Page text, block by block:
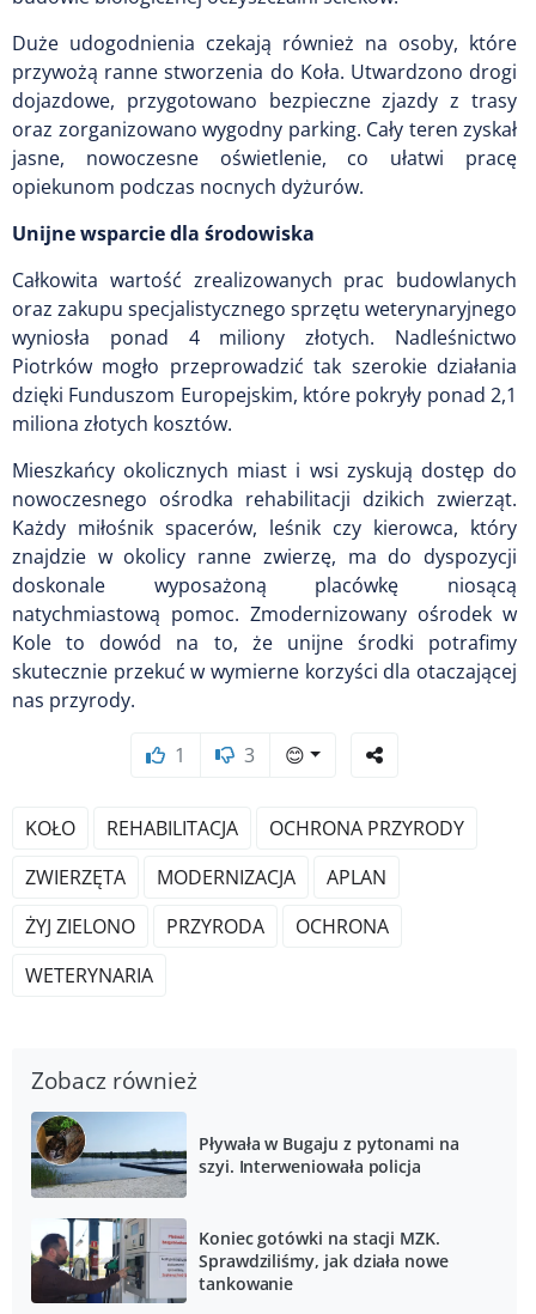
Duże udogodnienia czekają również na osoby, które
przywożą ranne stworzenia do Koła. Utwardzono drogi
dojazdowe, przygotowano bezpieczne zjazdy z trasy
oraz zorganizowano wygodny parking. Cały teren zyskał
jasne, nowoczesne oświetlenie, co ułatwi pracę
opiekunom podczas nocnych dyżurów.
Unijne wsparcie dla środowiska
Całkowita wartość zrealizowanych prac budowlanych
oraz zakupu specjalistycznego sprzętu weterynaryjnego
wyniosła ponad 4 miliony złotych. Nadleśnictwo
Piotrków mogło przeprowadzić tak szerokie działania
dzięki Funduszom Europejskim, które pokryły ponad 2,1
miliona złotych kosztów.
Mieszkańcy okolicznych miast i wsi zyskują dostęp do
nowoczesnego ośrodka rehabilitacji dzikich zwierząt.
Każdy miłośnik spacerów, leśnik czy kierowca, który
znajdzie w okolicy ranne zwierzę, ma do dyspozycji
doskonale wyposażoną placówkę niosącą
natychmiastową pomoc. Zmodernizowany ośrodek w
Kole to dowód na to, że unijne środki potrafimy
skutecznie przekuć w wymierne korzyści dla otaczającej
nas przyrody.
1 3 😊
KOŁO REHABILITACJA
OCHRONA PRZYRODY
ZWIERZĘTA
MODERNIZACJA
APLAN
ŻYJ ZIELONO
PRZYRODA
OCHRONA
WETERYNARIA
Zobacz również
Pływała w Bugaju z pytonami na
szyi. Interweniowała policja
Koniec gotówki na stacji MZK.
Sprawdziliśmy, jak działa nowe
tankowanie